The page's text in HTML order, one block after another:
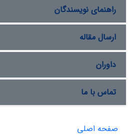
راهنمای نویسندگان
ارسال مقاله
داوران
تماس با ما
صفحه اصلی